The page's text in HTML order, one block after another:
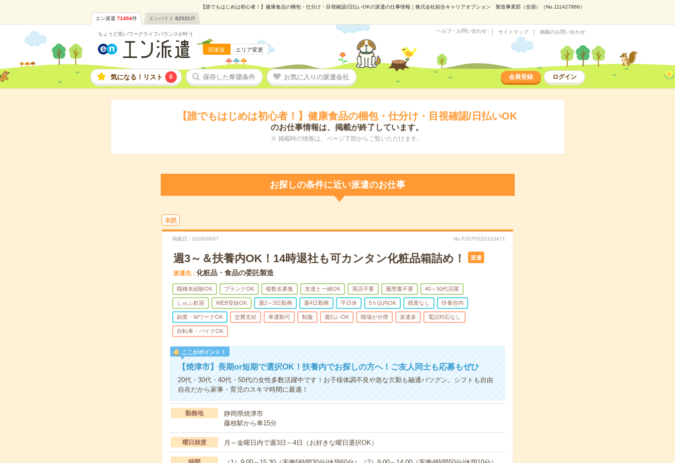
【誰でもはじめは初心者！】健康食品の梱包・仕分け・目視確認/日払いOKの派遣の仕事情報｜株式会社綜合キャリアオプション 製造事業部（全国）（No.111427866）
エン派遣 71454件 エンバイト 82531件
ちょうど良いワークライフバランスが叶う
関東版 エリア変更
ヘルプ・お問い合わせ サイトマップ 掲載のお問い合わせ
気になる！リスト 0 保存した希望条件 お気に入りの派遣会社 会員登録 ログイン
【誰でもはじめは初心者！】健康食品の梱包・仕分け・目視確認/日払いOK
のお仕事情報は、掲載が終了しています。
※ 掲載時の情報は、ページ下部からご覧いただけます。
お探しの条件に近い派遣のお仕事
未読
掲載日 2026/08/07 No.FJSTFSZO103471
週3～＆扶養内OK！14時退社も可カンタン化粧品箱詰め！ 派遣
派遣先 化粧品・食品の委託製造
職種未経験OK ブランクOK 複数名募集 友達と一緒OK 英語不要 履歴書不要 40～50代活躍
しゅふ歓迎 WEB登録OK 週2～3日勤務 週4日勤務 平日休 5ｈ以内OK 残業なし 扶養控内
副業・WワークOK 交費支給 車通勤可 制服 週払いOK 職場が分煙 派遣多 電話対応なし
自転車・バイクOK
ここがポイント！
【焼津市】長期or短期で選択OK！扶養内でお探しの方へ！ご友人同士も応募もぜひ
20代・30代・40代・50代の女性多数活躍中です！お子様体調不良や急な欠勤も融通バツグン。シフトも自由
自在だから家事・育児のスキマ時間に最適！
勤務地
静岡県焼津市
藤枝駅から車15分
曜日頻度 月～金曜日内で週3日～4日（お好きな曜日選択OK）